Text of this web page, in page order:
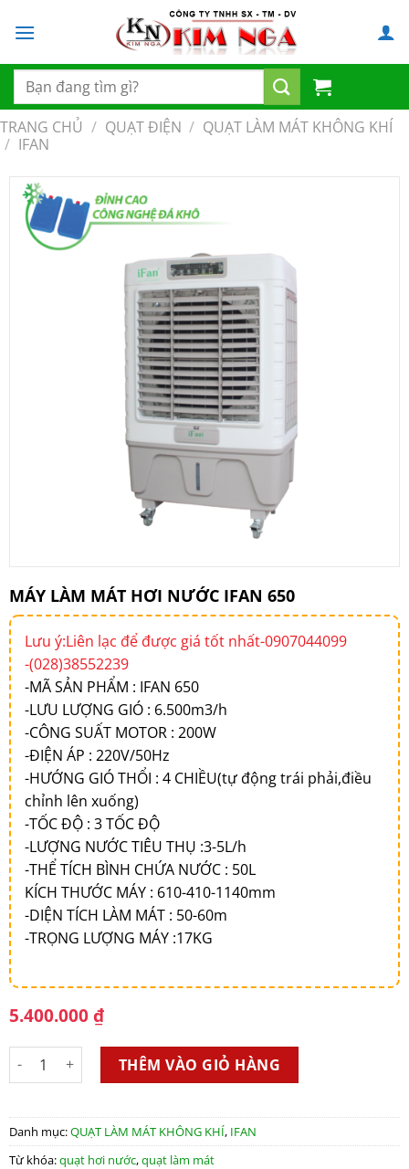
đến
dung
Tìm
kiếm:
TRANG CHỦ / QUẠT ĐIỆN / QUẠT LÀM MÁT KHÔNG KHÍ
/ IFAN
MÁY LÀM MÁT HƠI NƯỚC IFAN 650
Lưu ý:Liên lạc để được giá tốt nhất-0907044099
-(028)38552239
-MÃ SẢN PHẨM : IFAN 650
-LƯU LƯỢNG GIÓ : 6.500m3/h
-CÔNG SUẤT MOTOR : 200W
-ĐIỆN ÁP : 220V/50Hz
-HƯỚNG GIÓ THỔI : 4 CHIỀU(tự động trái phải,điều
chỉnh lên xuống)
-TỐC ĐỘ : 3 TỐC ĐỘ
-LƯỢNG NƯỚC TIÊU THỤ :3-5L/h
-THỂ TÍCH BÌNH CHỨA NƯỚC : 50L
KÍCH THƯỚC MÁY : 610-410-1140mm
-DIỆN TÍCH LÀM MÁT : 50-60m
-TRỌNG LƯỢNG MÁY :17KG
5.400.000₫
MÁY LÀM MÁT HƠI NƯỚC IFAN 650 số lượng
THÊM VÀO GIỎ HÀNG
Danh mục:QUẠT LÀM MÁT KHÔNG KHÍ, IFAN
Từ khóa:quạt hơi nước,quạt làm mát